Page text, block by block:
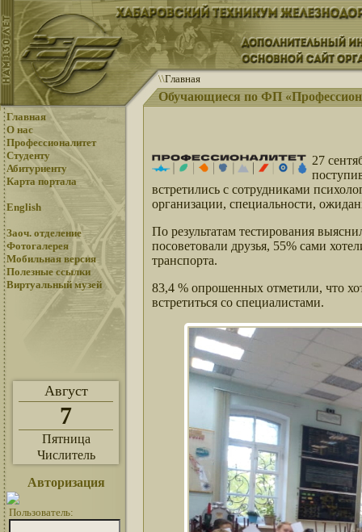
\\Главная
Обучающиеся по ФП
Главная
О нас
Профессионалитет
Студенту
Абитуриенту
Карта портала
English
Заоч. отделение
Фотогалерея
Мобильная версия
Полезные ссылки
Виртуальный музей
Август
7
Пятница
Числитель
Авторизация
Пользователь:
27
встретились с сотрудниками
организации, специальности,
По результатам тестирования
посоветовали друзья, 55% сами
транспорта.
83,4 % опрошенных отметили, что
встретиться со специалистами.